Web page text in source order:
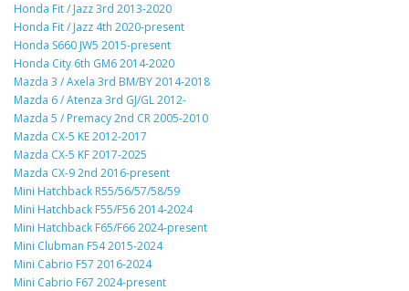
Honda Fit / Jazz 3rd 2013-2020
Honda Fit / Jazz 4th 2020-present
Honda S660 JW5 2015-present
Honda City 6th GM6 2014-2020
Mazda 3 / Axela 3rd BM/BY 2014-2018
Mazda 6 / Atenza 3rd GJ/GL 2012-
Mazda 5 / Premacy 2nd CR 2005-2010
Mazda CX-5 KE 2012-2017
Mazda CX-5 KF 2017-2025
Mazda CX-9 2nd 2016-present
Mini Hatchback R55/56/57/58/59
Mini Hatchback F55/F56 2014-2024
Mini Hatchback F65/F66 2024-present
Mini Clubman F54 2015-2024
Mini Cabrio F57 2016-2024
Mini Cabrio F67 2024-present